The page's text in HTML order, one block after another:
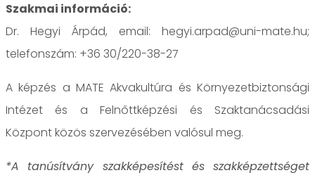
Szakmai információ:
Dr. Hegyi Árpád, email: hegyi.arpad@uni-mate.hu;
telefonszám: +36 30/220-38-27
A képzés a MATE Akvakultúra és Környezetbiztonsági
Intézet és a Felnőttképzési és Szaktanácsadási
Központ közös szervezésében valósul meg.
*A tanúsítvány szakképesítést és szakképzettséget